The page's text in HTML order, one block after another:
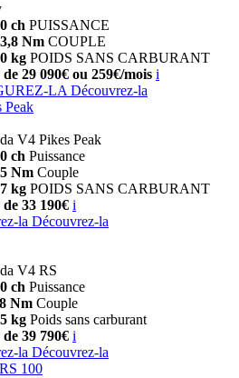
ch PUISSANCE
Nm COUPLE
kg POIDS SANS CARBURANT
29 090€ ou 259€/mois i
LA Découvrez-la
Peak
V4 Pikes Peak
ch Puissance
Nm Couple
kg POIDS SANS CARBURANT
33 190€ i
la Découvrez-la
V4 RS
ch Puissance
Nm Couple
kg Poids sans carburant
39 790€ i
la Découvrez-la
100